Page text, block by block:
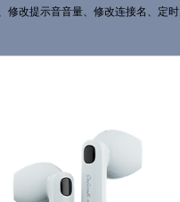
修改提示音音量、修改连接名、定